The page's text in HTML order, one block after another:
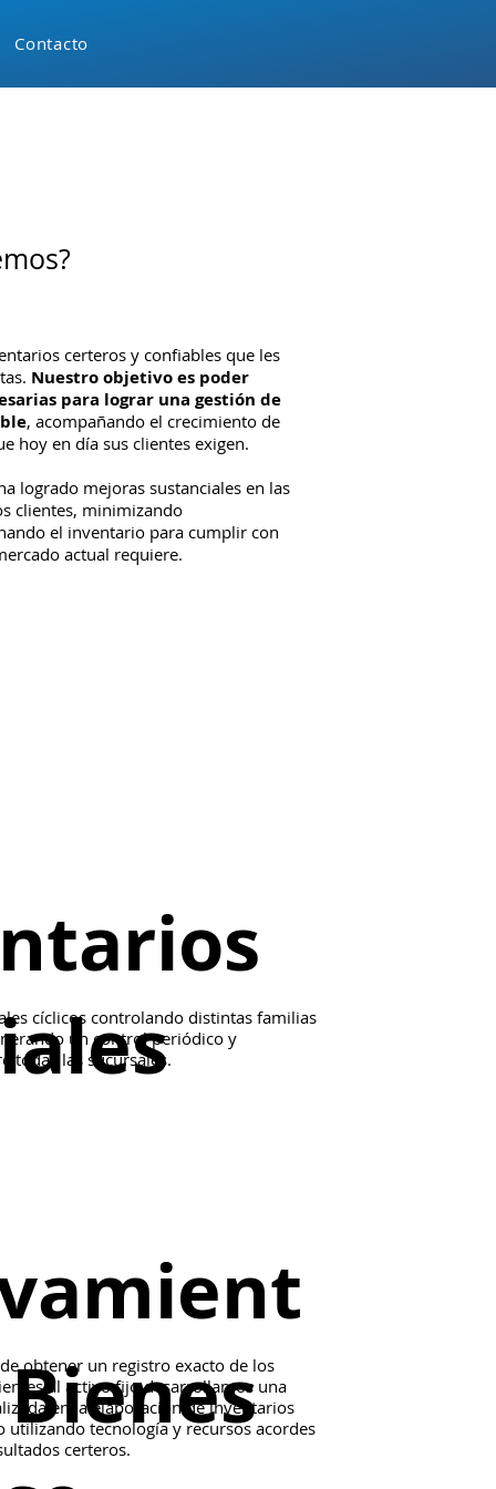
Contacto
certeros y confiables que les
Nuestro objetivo es poder
para lograr una gestión de
, acompañando el crecimiento de
hoy en día sus clientes exigen.
logrado mejoras sustanciales en las
clientes, minimizando
el inventario para cumplir con
actual requiere.
cíclicos controlando distintas familias
un control periódico y
todas las sucursales.
obtener un registro exacto de los
al activo fijo desarrollamos una
en la elaboración de inventarios
utilizando tecnología y recursos acordes
certeros.